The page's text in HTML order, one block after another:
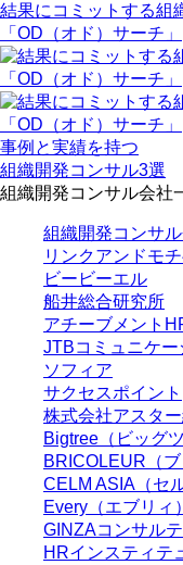
結果にコミットする組
「OD（オド）サーチ」
事例と実績を持つ
組織開発コンサル3選
組織開発コンサル会社
組織開発コンサ
リンクアンドモ
ビービーエル
船井総合研究所
アチーブメント
JTBコミュニケ
ソフィア
サクセスポイント
株式会社アスタ
Bigtree（ビッグツ
BRICOLEUR（ブ
CELM ASIA（セ
Every（エブリィ）
GINZAコンサル
HRインスティテ